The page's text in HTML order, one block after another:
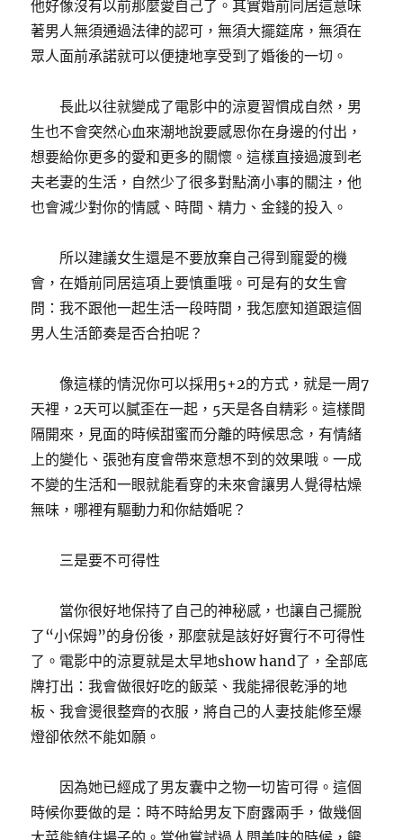
他好像沒有以前那麼愛自己了。其實婚前同居這意味
著男人無須通過法律的認可，無須大擺筵席，無須在
眾人面前承諾就可以便捷地享受到了婚後的一切。
長此以往就變成了電影中的涼夏習慣成自然，男
生也不會突然心血來潮地說要感恩你在身邊的付出，
想要給你更多的愛和更多的關懷。這樣直接過渡到老
夫老妻的生活，自然少了很多對點滴小事的關注，他
也會減少對你的情感、時間、精力、金錢的投入。
所以建議女生還是不要放棄自己得到寵愛的機
會，在婚前同居這項上要慎重哦。可是有的女生會
問：我不跟他一起生活一段時間，我怎麼知道跟這個
男人生活節奏是否合拍呢？
像這樣的情況你可以採用5+2的方式，就是一周7
天裡，2天可以膩歪在一起，5天是各自精彩。這樣間
隔開來，見面的時候甜蜜而分離的時候思念，有情緒
上的變化、張弛有度會帶來意想不到的效果哦。一成
不變的生活和一眼就能看穿的未來會讓男人覺得枯燥
無味，哪裡有驅動力和你結婚呢？
三是要不可得性
當你很好地保持了自己的神秘感，也讓自己擺脫
了“小保姆”的身份後，那麼就是該好好實行不可得性
了。電影中的涼夏就是太早地show hand了，全部底
牌打出：我會做很好吃的飯菜、我能掃很乾淨的地
板、我會燙很整齊的衣服，將自己的人妻技能修至爆
燈卻依然不能如願。
因為她已經成了男友囊中之物一切皆可得。這個
時候你要做的是：時不時給男友下廚露兩手，做幾個